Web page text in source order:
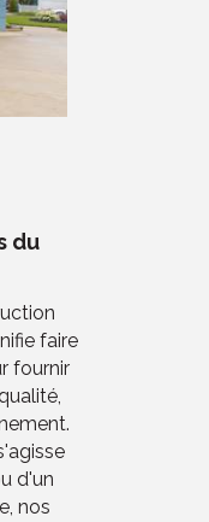
du
faire
fournir
d'un
nos